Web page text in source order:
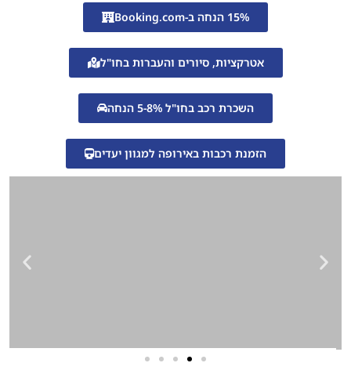
15% הנחה ב-Booking.com
אטרקציות, סיורים והעברות בחו"ל
השכרת רכב בחו"ל 5-8% הנחה
הזמנת רכבות באירופה למגוון יעדים